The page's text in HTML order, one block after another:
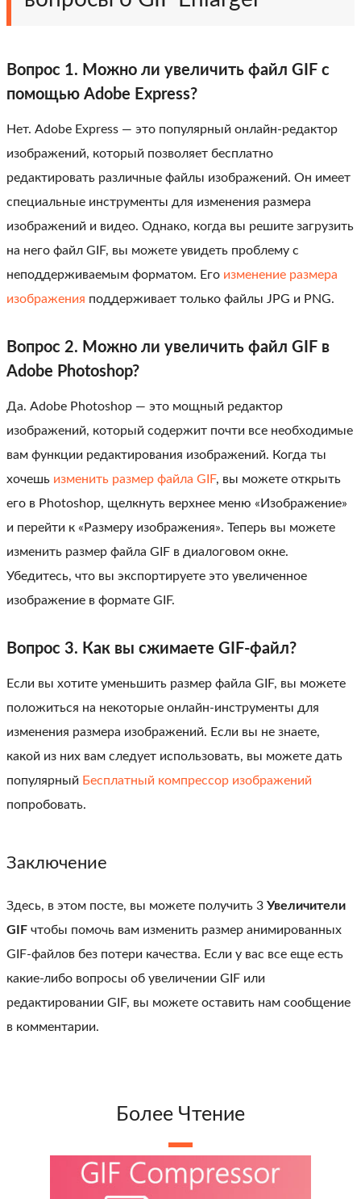
Вопрос 1. Можно ли увеличить файл GIF с
помощью Adobe Express?
Нет. Adobe Express — это популярный онлайн-редактор
изображений, который позволяет бесплатно
редактировать различные файлы изображений. Он имеет
специальные инструменты для изменения размера
изображений и видео. Однако, когда вы решите загрузить
на него файл GIF, вы можете увидеть проблему с
неподдерживаемым форматом. Его изменение размера
изображения поддерживает только файлы JPG и PNG.
Вопрос 2. Можно ли увеличить файл GIF в
Adobe Photoshop?
Да. Adobe Photoshop — это мощный редактор
изображений, который содержит почти все необходимые
вам функции редактирования изображений. Когда ты
хочешь изменить размер файла GIF, вы можете открыть
его в Photoshop, щелкнуть верхнее меню «Изображение»
и перейти к «Размеру изображения». Теперь вы можете
изменить размер файла GIF в диалоговом окне.
Убедитесь, что вы экспортируете это увеличенное
изображение в формате GIF.
Вопрос 3. Как вы сжимаете GIF-файл?
Если вы хотите уменьшить размер файла GIF, вы можете
положиться на некоторые онлайн-инструменты для
изменения размера изображений. Если вы не знаете,
какой из них вам следует использовать, вы можете дать
популярный Бесплатный компрессор изображений
попробовать.
Заключение
Здесь, в этом посте, вы можете получить 3 Увеличители
GIF чтобы помочь вам изменить размер анимированных
GIF-файлов без потери качества. Если у вас все еще есть
какие-либо вопросы об увеличении GIF или
редактировании GIF, вы можете оставить нам сообщение
в комментарии.
Более Чтение